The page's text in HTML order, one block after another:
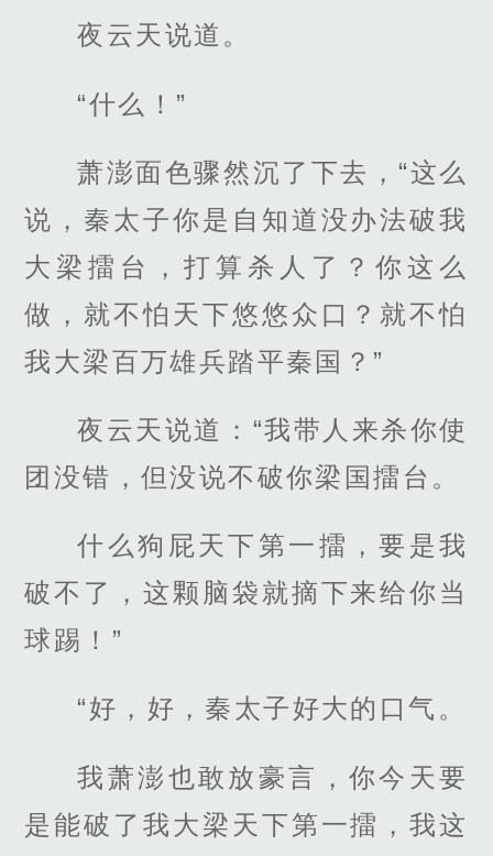
夜云天说道。
“什么！”
萧澎面色骤然沉了下去，“这么
说，秦太子你是自知道没办法破我
大梁擂台，打算杀人了？你这么
做，就不怕天下悠悠众口？就不怕
我大梁百万雄兵踏平秦国？”
夜云天说道：“我带人来杀你使
团没错，但没说不破你梁国擂台。
什么狗屁天下第一擂，要是我
破不了，这颗脑袋就摘下来给你当
球踢！”
“好，好，秦太子好大的口气。
我萧澎也敢放豪言，你今天要
是能破了我大梁天下第一擂，我这